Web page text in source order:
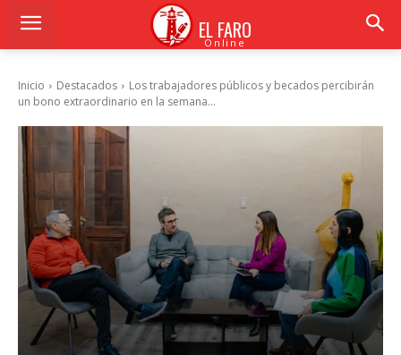
EL FARO
Online
Inicio Destacados
Los trabajadores públicos y becados percibirán
un bono extraordinario en la semana...